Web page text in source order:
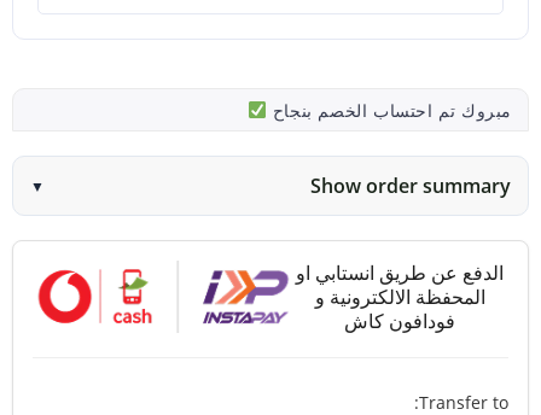
مبروك تم احتساب الخصم بنجاح
Show order summary
▼
الدفع عن طريق انستابي او
المحفظة الالكترونية و
فودافون كاش
Transfer to: